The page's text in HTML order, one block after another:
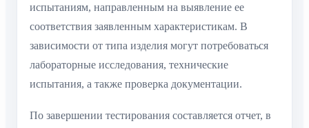
испытаниям, направленным на выявление ее
соответствия заявленным характеристикам. В
зависимости от типа изделия могут потребоваться
лабораторные исследования, технические
испытания, а также проверка документации.
По завершении тестирования составляется отчет, в